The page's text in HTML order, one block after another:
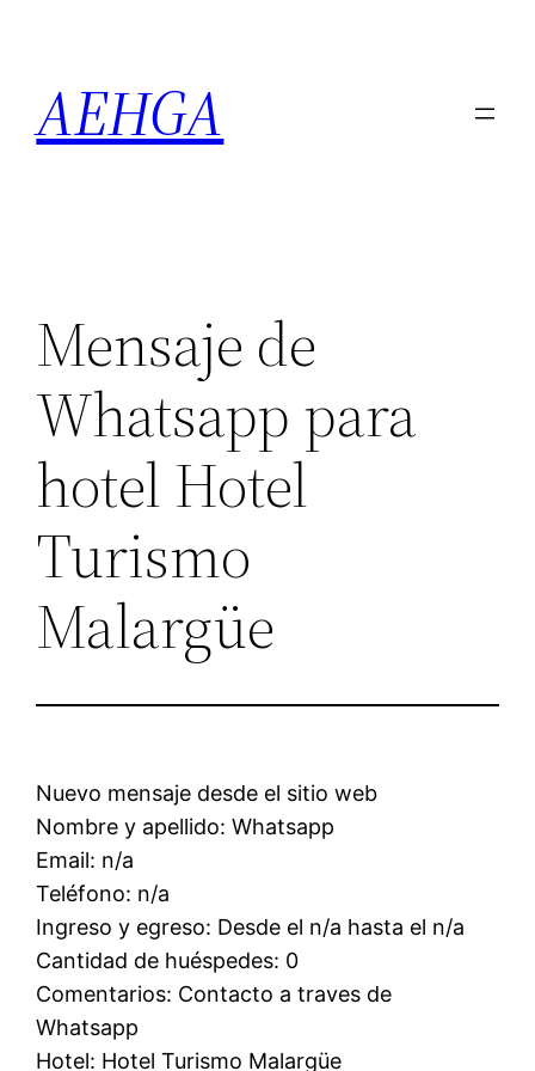
contenido
AEHGA
Mensaje de
Whatsapp para
hotel Hotel
Turismo
Malargüe
Nuevo mensaje desde el sitio web
Nombre y apellido: Whatsapp
Email: n/a
Teléfono: n/a
Ingreso y egreso: Desde el n/a hasta el n/a
Cantidad de huéspedes: 0
Comentarios: Contacto a traves de
Whatsapp
Hotel: Hotel Turismo Malargüe